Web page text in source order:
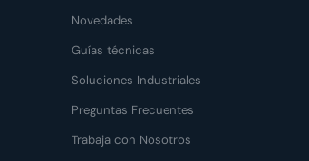
Novedades
Guías técnicas
Soluciones Industriales
Preguntas Frecuentes
Trabaja con Nosotros